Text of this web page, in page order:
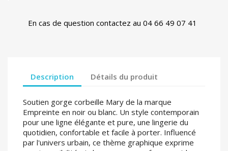
En cas de question contactez au 04 66 49 07 41
Description Détails du produit
Soutien gorge corbeille Mary de la marque
Empreinte en noir ou blanc. Un style contemporain
pour une ligne élégante et pure, une lingerie du
quotidien, confortable et facile à porter. Influencé
par l'univers urbain, ce thème graphique exprime